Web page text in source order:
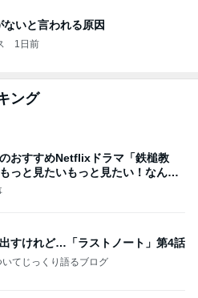
いと言われる原因
1日前
ング
おすすめNetflixドラマ「鉄槌教
っと見たいもっと見たい！なんで1
すけれど…「ラストノート」第4話
てじっくり語るブログ